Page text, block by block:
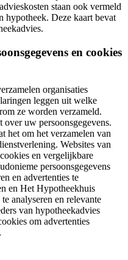
staan ook vermeld
hypotheek. Deze kaart bevat
en cookies
organisaties
leggen uit welke
ze worden verzameld.
uw persoonsgegevens.
het om het verzamelen van
Websites van
en vergelijkbare
persoonsgegevens
en advertenties te
en Het Hypotheekhuis
analyseren en relevante
van hypotheekadvies
om advertenties